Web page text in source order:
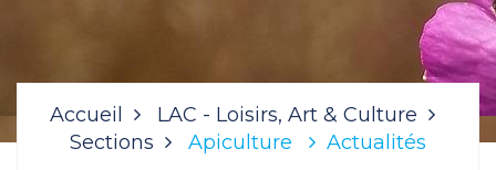
Accueil
LAC - Loisirs, Art & Culture
Sections
Apiculture Actualités